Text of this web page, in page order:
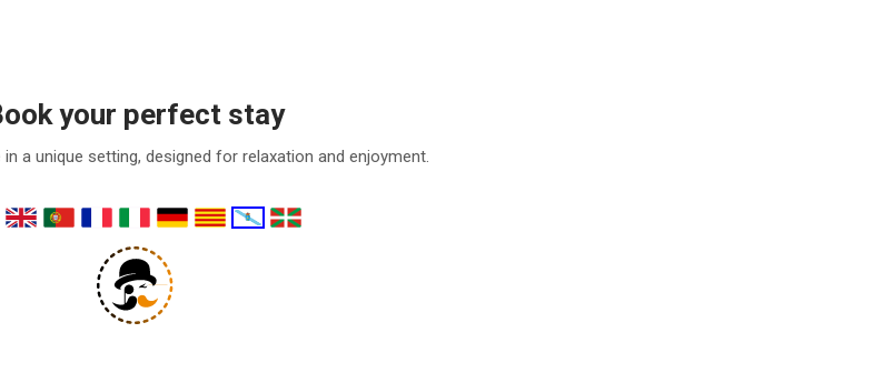
your perfect stay
a unique setting, designed for relaxation and enjoyment.